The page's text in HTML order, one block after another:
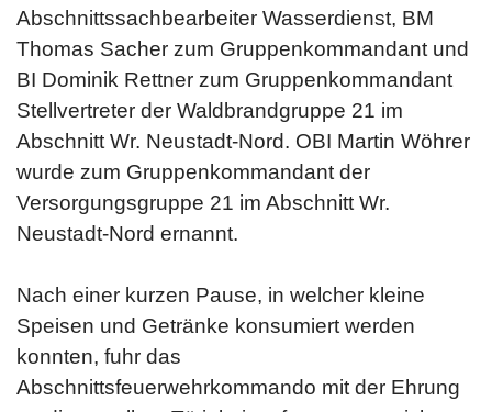
Abschnittssachbearbeiter Wasserdienst, BM
Thomas Sacher zum Gruppenkommandant und
BI Dominik Rettner zum Gruppenkommandant
Stellvertreter der Waldbrandgruppe 21 im
Abschnitt Wr. Neustadt-Nord. OBI Martin Wöhrer
wurde zum Gruppenkommandant der
Versorgungsgruppe 21 im Abschnitt Wr.
Neustadt-Nord ernannt.
Nach einer kurzen Pause, in welcher kleine
Speisen und Getränke konsumiert werden
konnten, fuhr das
Abschnittsfeuerwehrkommando mit der Ehrung